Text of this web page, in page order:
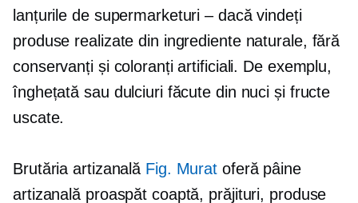
lanțurile de supermarketuri – dacă vindeți
produse realizate din ingrediente naturale, fără
conservanți și coloranți artificiali. De exemplu,
înghețată sau dulciuri făcute din nuci și fructe
uscate.
Brutăria artizanală Fig. Murat oferă pâine
artizanală proaspăt coaptă, prăjituri, produse